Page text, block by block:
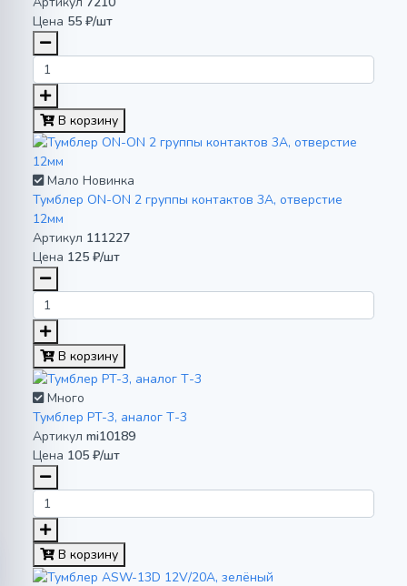
Цена 55 ₽/шт
В корзину
Мало Новинка
Тумблер ON-ON 2 группы контактов 3A, отверстие
12мм
Артикул 111227
Цена 125 ₽/шт
В корзину
Много
Тумблер PT-3, аналог Т-3
Артикул mi10189
Цена 105 ₽/шт
В корзину